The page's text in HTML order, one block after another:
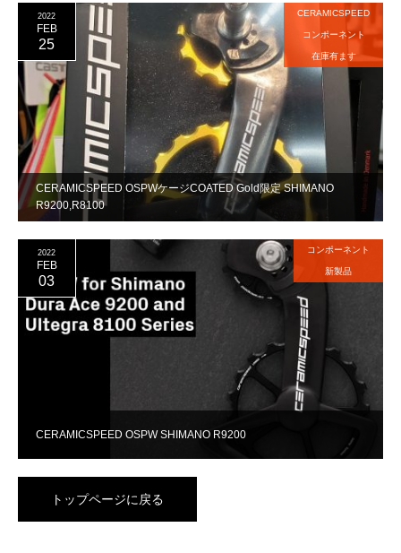
CERAMICSPEED OSPWケージCOATED Gold限定 SHIMANO
R9200,R8100
2022
FEB
25
CERAMICSPEED
コンポーネント
在庫有ます
CERAMICSPEED OSPW SHIMANO R9200
2022
FEB
03
コンポーネント
新製品
トップページに戻る